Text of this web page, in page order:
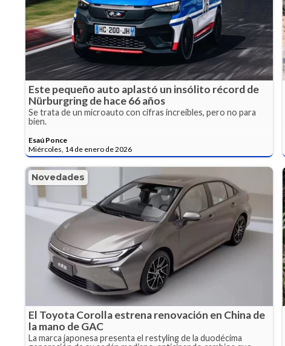
Este pequeño auto aplastó un insólito récord de
Nürburgring de hace 66 años
Se trata de un microauto con cifras increíbles, pero no para
bien.
Esaú Ponce
Miércoles, 14 de enero de 2026
Novedades
El Toyota Corolla estrena renovación en China de
la mano de GAC
La marca japonesa presenta el restyling de la duodécima